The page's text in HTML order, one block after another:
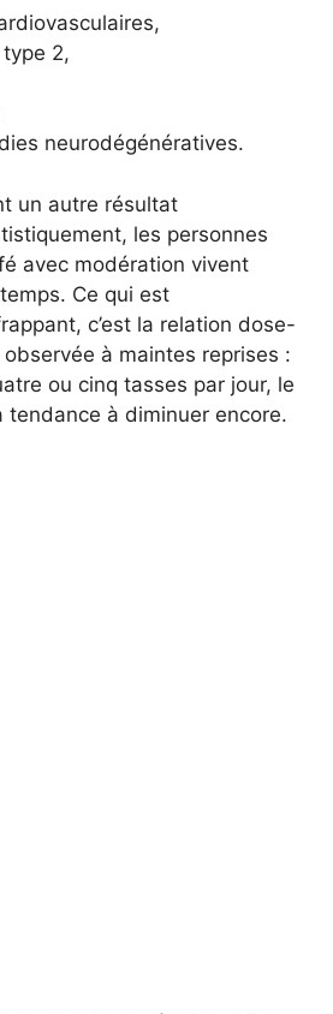
2,
neurodégénératives.
un autre résultat
les personnes
avec modération vivent
Ce qui est
c’est la relation dose-
à maintes reprises :
ou cinq tasses par jour, le
tendance à diminuer encore.